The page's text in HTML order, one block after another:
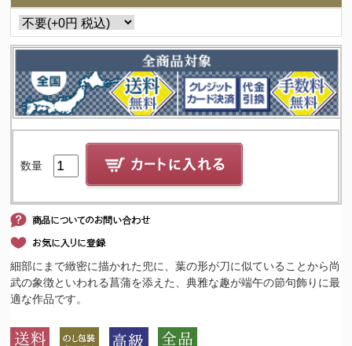
数量
細部にまで緻密に描かれた兜に、葉の形が刀に似ていることから尚
武の象徴といわれる菖蒲を添えた、典雅な趣が端午の節句飾りに最
適な作品です。